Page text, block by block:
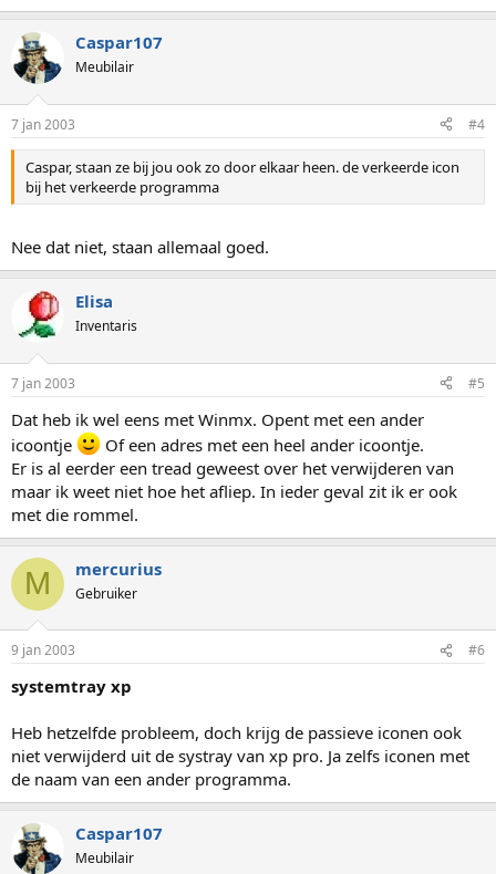
Caspar107
Meubilair
7 jan 2003 #4
Caspar, staan ze bij jou ook zo door elkaar heen. de verkeerde icon
bij het verkeerde programma
Nee dat niet, staan allemaal goed.
Elisa
Inventaris
7 jan 2003 #5
Dat heb ik wel eens met Winmx. Opent met een ander
icoontje
Of een adres met een heel ander icoontje.
Er is al eerder een tread geweest over het verwijderen van
maar ik weet niet hoe het afliep. In ieder geval zit ik er ook
met die rommel.
M mercurius
Gebruiker
9 jan 2003 #6
systemtray xp
Heb hetzelfde probleem, doch krijg de passieve iconen ook
niet verwijderd uit de systray van xp pro. Ja zelfs iconen met
de naam van een ander programma.
Caspar107
Meubilair